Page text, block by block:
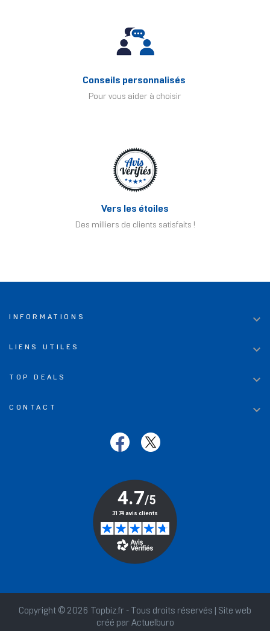
Conseils personnalisés
Pour vous aider à choisir
Vers les étoiles
Des milliers de clients satisfaits !
INFORMATIONS 
LIENS UTILES 
TOP DEALS 
CONTACT 
Copyright © 2026 Topbiz.fr - Tous droits réservés | Site web
créé par Actuelburo